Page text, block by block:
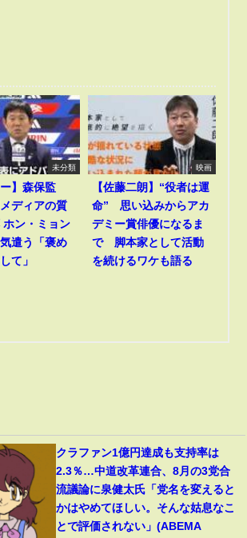
未分類
ー】森保監
ディアの質
ホン・ミョン
遣う「褒め
て」
映画
【佐藤二朗】“役者は運
命” 思い込みからアカ
デミー賞俳優になるま
で 脚本家として活動
を続けるワケも語る
クラファン1億円達成も支持率は
2.3％…中道改革連合、8月の3党合
流議論に泉健太氏「党名を変えると
かはやめてほしい。そんな姑息なこ
とで評価されない」(ABEMA